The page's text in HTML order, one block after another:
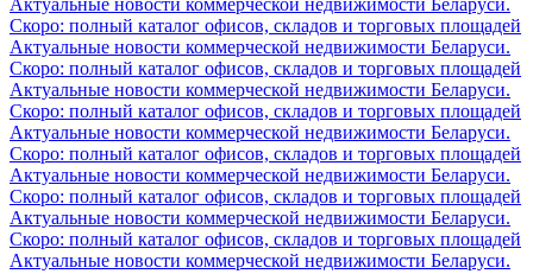
Скоро: полный каталог офисов, складов и торговых площадей
Актуальные новости коммерческой недвижимости Беларуси.
Скоро: полный каталог офисов, складов и торговых площадей
Актуальные новости коммерческой недвижимости Беларуси.
Скоро: полный каталог офисов, складов и торговых площадей
Актуальные новости коммерческой недвижимости Беларуси.
Скоро: полный каталог офисов, складов и торговых площадей
Актуальные новости коммерческой недвижимости Беларуси.
Скоро: полный каталог офисов, складов и торговых площадей
Актуальные новости коммерческой недвижимости Беларуси.
Скоро: полный каталог офисов, складов и торговых площадей
Актуальные новости коммерческой недвижимости Беларуси.